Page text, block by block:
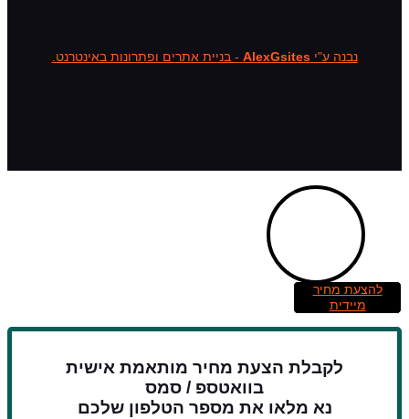
נבנה ע"יAlexGsites - בניית אתרים ופתרונות באינטרנט.
להצעת מחיר
מיידית
לקבלת הצעת מחיר מותאמת אישית
בוואטספ / סמס
נא מלאו את מספר הטלפון שלכם